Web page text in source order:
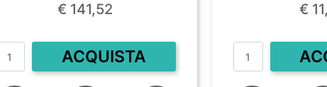
€ 141,52
Quantità
ACQUISTA
€